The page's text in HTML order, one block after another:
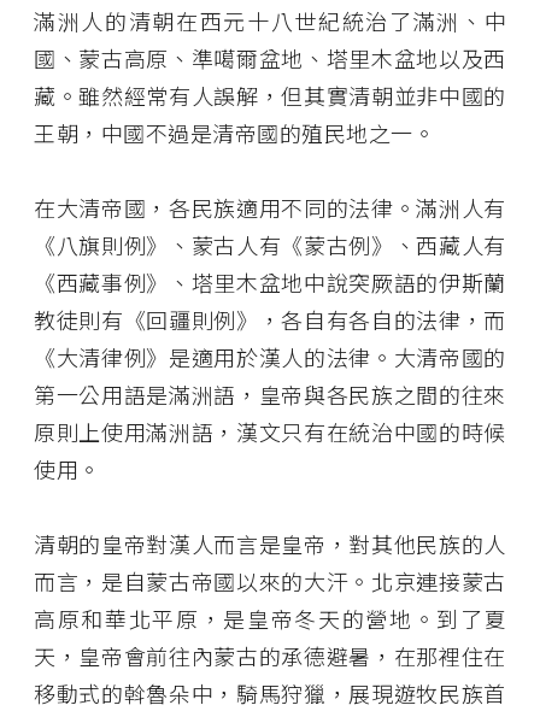
滿洲人的清朝在西元十八世紀統治了滿洲、中
國、蒙古高原、準噶爾盆地、塔里木盆地以及西
藏。雖然經常有人誤解，但其實清朝並非中國的
王朝，中國不過是清帝國的殖民地之一。
在大清帝國，各民族適用不同的法律。滿洲人有
《八旗則例》、蒙古人有《蒙古例》、西藏人有
《西藏事例》、塔里木盆地中說突厥語的伊斯蘭
教徒則有《回疆則例》，各自有各自的法律，而
《大清律例》是適用於漢人的法律。大清帝國的
第一公用語是滿洲語，皇帝與各民族之間的往來
原則上使用滿洲語，漢文只有在統治中國的時候
使用。
清朝的皇帝對漢人而言是皇帝，對其他民族的人
而言，是自蒙古帝國以來的大汗。北京連接蒙古
高原和華北平原，是皇帝冬天的營地。到了夏
天，皇帝會前往內蒙古的承德避暑，在那裡住在
移動式的斡魯朵中，騎馬狩獵，展現遊牧民族首